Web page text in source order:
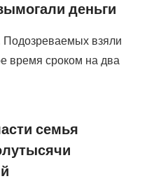
деньги
Подозреваемых взяли
время сроком на два
семья